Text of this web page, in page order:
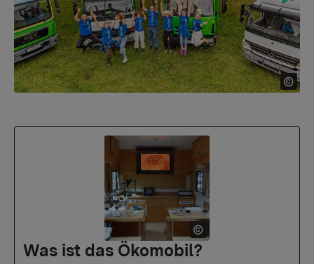
Was ist das Ökomobil?